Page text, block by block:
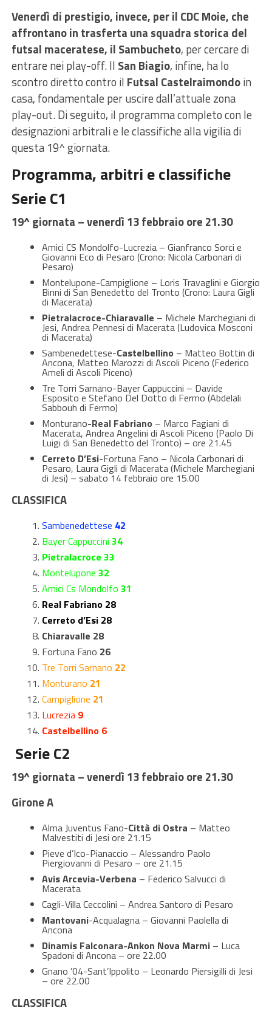
Venerdì di prestigio, invece, per il CDC Moie, che
affrontano in trasferta una squadra storica del
futsal maceratese, il Sambucheto, per cercare di
entrare nei play-off. Il San Biagio, infine, ha lo
scontro diretto contro il Futsal Castelraimondoin
casa, fondamentale per uscire dall’attuale zona
play-out. Di seguito, il programma completo con le
designazioni arbitrali e le classifiche alla vigilia di
questa 19^ giornata.
Programma, arbitri e classifiche
Serie C1
19^ giornata – venerdì 13 febbraio ore 21.30
Amici CS Mondolfo-Lucrezia – Gianfranco Sorci e
Giovanni Eco di Pesaro (Crono: Nicola Carbonari di
Pesaro)
Montelupone-Campiglione – Loris Travaglini e Giorgio
Binni di San Benedetto del Tronto (Crono: Laura Gigli
di Macerata)
Pietralacroce-Chiaravalle – Michele Marchegiani di
Jesi, Andrea Pennesi di Macerata (Ludovica Mosconi
di Macerata)
Sambenedettese-Castelbellino – Matteo Bottin di
Ancona, Matteo Marozzi di Ascoli Piceno (Federico
Ameli di Ascoli Piceno)
Tre Torri Sarnano-Bayer Cappuccini – Davide
Esposito e Stefano Del Dotto di Fermo (Abdelali
Sabbouh di Fermo)
Monturano-Real Fabriano – Marco Fagiani di
Macerata, Andrea Angelini di Ascoli Piceno (Paolo Di
Luigi di San Benedetto del Tronto) – ore 21.45
Cerreto D’Esi-Fortuna Fano – Nicola Carbonari di
Pesaro, Laura Gigli di Macerata (Michele Marchegiani
di Jesi) – sabato 14 febbraio ore 15.00
CLASSIFICA
Sambenedettese 42
Bayer Cappuccini 34
Pietralacroce 33
Montelupone 32
Amici Cs Mondolfo 31
Real Fabriano 28
Cerreto d’Esi 28
Chiaravalle 28
Fortuna Fano 26
Tre Torri Sarnano 22
Monturano 21
Campiglione 21
Lucrezia 9
Castelbellino 6
Serie C2
19^ giornata – venerdì 13 febbraio ore 21.30
Girone A
Alma Juventus Fano-Città di Ostra – Matteo
Malvestiti di Jesi ore 21.15
Pieve d’Ico-Pianaccio – Alessandro Paolo
Piergiovanni di Pesaro – ore 21.15
Avis Arcevia-Verbena – Federico Salvucci di
Macerata
Cagli-Villa Ceccolini – Andrea Santoro di Pesaro
Mantovani-Acqualagna – Giovanni Paolella di
Ancona
Dinamis Falconara-Ankon Nova Marmi– Luca
Spadoni di Ancona – ore 22.00
Gnano ’04-Sant’Ippolito – Leonardo Piersigilli di Jesi
– ore 22.00
CLASSIFICA